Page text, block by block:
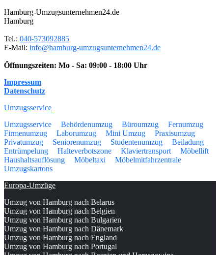
Hamburg-Umzugsunternehmen24.de
Hamburg
Tel.: 040-573092885
E-Mail: info@hamburg-umzugsunternehmen24.de
Öffnungszeiten: Mo - Sa: 09:00 - 18:00 Uhr
Impressum
Datenschutz
Umzugsservice
Umzugsservice
Behördenumzug Büroumzug
Fernumzug
Firmenumzug
Laborumzug Mini Umzug
Praxisumzug
Privatumzug
Seniorenumzug Studentenumzug
Beiladung
Entrümpelung
Halteverbotszone Klaviertransport
Möbellift
Haushaltsauflösung
Möbeltaxi
Möbelmitfahrzentrale
Umzugskartons
Europa-Umzüge
Umzug von Hamburg nach Belarus
Umzug von Hamburg nach Belgien
Umzug von Hamburg nach Bulgarien
Umzug von Hamburg nach Dänemark
Umzug von Hamburg nach England
Umzug von Hamburg nach Portugal